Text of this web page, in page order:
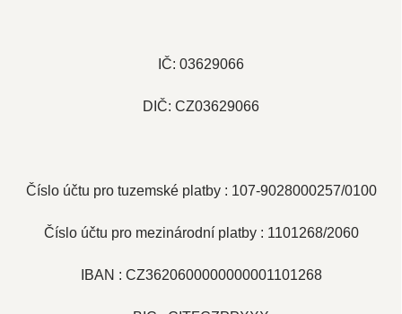
IČ: 03629066
DIČ: CZ03629066
Číslo účtu pro tuzemské platby : 107-9028000257/0100
Číslo účtu pro mezinárodní platby : 1101268/2060
IBAN : CZ3620600000000001101268